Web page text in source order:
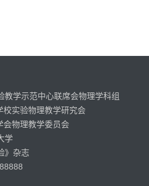
教学示范中心联席会物理学科组
物理教学研究会
理教学委员会
学
》杂志